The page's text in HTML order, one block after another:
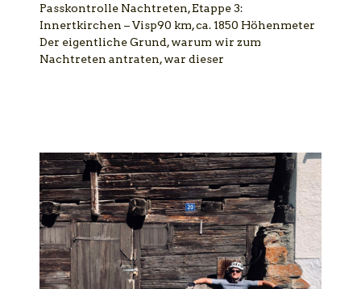
Passkontrolle Nachtreten, Etappe 3:
Innertkirchen – Visp90 km, ca. 1850 Höhenmeter
Der eigentliche Grund, warum wir zum
Nachtreten antraten, war dieser